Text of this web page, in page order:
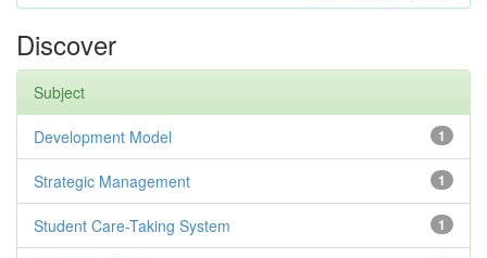
Discover
Subject
1
Development Model
1
Strategic Management
1
Student Care-Taking System